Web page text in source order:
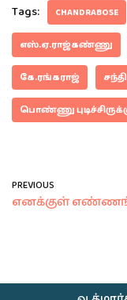
Tags: CHANDRABOSE
எஸ்.ஏ.ராஜ்கண்ணு
கே.ரங்கராஜ்
பொண்ணு
PREVIOUS
எனக்குள்